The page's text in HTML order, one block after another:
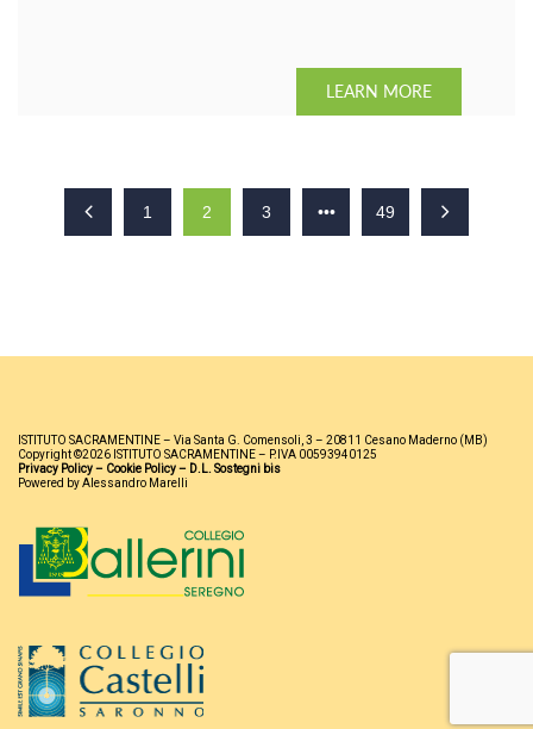
LEARN MORE
1 2 3 ••• 49
ISTITUTO SACRAMENTINE – Via Santa G. Comensoli, 3 – 20811 Cesano Maderno (MB)
Copyright ©2026 ISTITUTO SACRAMENTINE – P.IVA 00593940125
Privacy Policy– Cookie Policy– D.L. Sostegni bis
Powered by Alessandro Marelli